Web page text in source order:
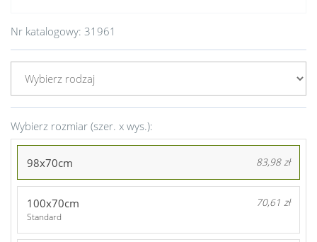
Nr katalogowy: 31961
Wybierz rozmiar (szer. x wys.):
98x70cm 83,98 zł
100x70cm 70,61 zł
Standard